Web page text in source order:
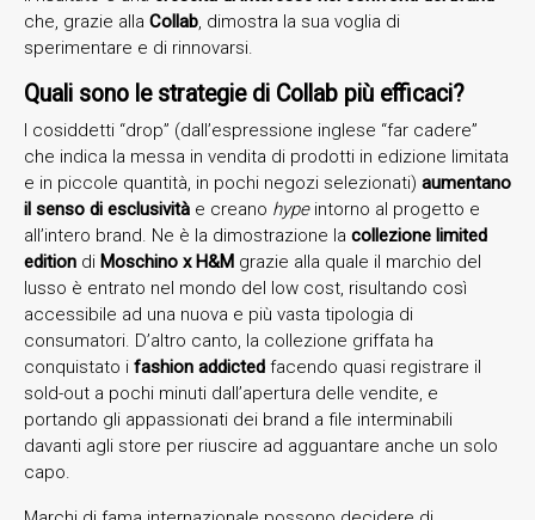
che, grazie alla Collab, dimostra la sua voglia di
sperimentare e di rinnovarsi.
Quali sono le strategie di Collab più efficaci?
I cosiddetti “drop” (dall’espressione inglese “far cadere”
che indica la messa in vendita di prodotti in edizione limitata
e in piccole quantità, in pochi negozi selezionati) aumentano
il senso di esclusività e creano hypeintorno al progetto e
all’intero brand. Ne è la dimostrazione la collezione limited
edition di Moschino x H&M grazie alla quale il marchio del
lusso è entrato nel mondo del low cost, risultando così
accessibile ad una nuova e più vasta tipologia di
consumatori. D’altro canto, la collezione griffata ha
conquistato i fashion addicted facendo quasi registrare il
sold-out a pochi minuti dall’apertura delle vendite, e
portando gli appassionati dei brand a file interminabili
davanti agli store per riuscire ad agguantare anche un solo
capo.